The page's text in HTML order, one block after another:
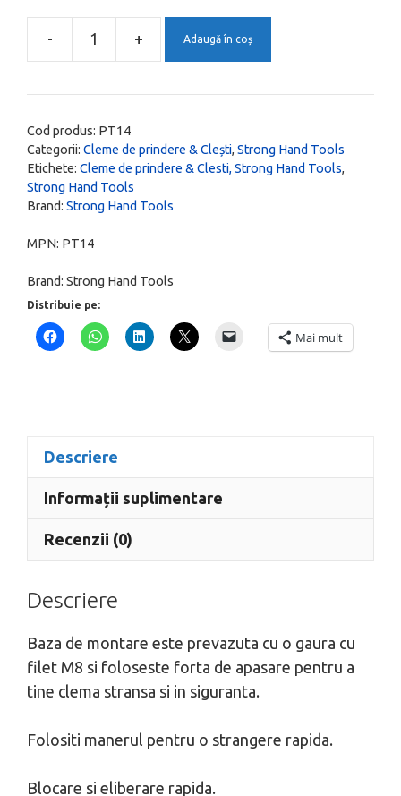
295,00 lei.
-
Cantitate
autoblocant,
pe
masa,
+ Adaugă în coș
Cod produs: PT14
Categorii: Cleme de prindere & Clești, Strong Hand Tools
Etichete: Cleme de prindere & Clesti, Strong Hand Tools,
Strong Hand Tools
Brand: Strong Hand Tools
MPN: PT14
Brand: Strong Hand Tools
Distribuie pe:
Mai mult
Descriere
Informații suplimentare
Recenzii (0)
Descriere
Baza de montare este prevazuta cu o gaura cu
filet M8 si foloseste forta de apasare pentru a
tine clema stransa si in siguranta.
Folositi manerul pentru o strangere rapida.
Blocare si eliberare rapida.